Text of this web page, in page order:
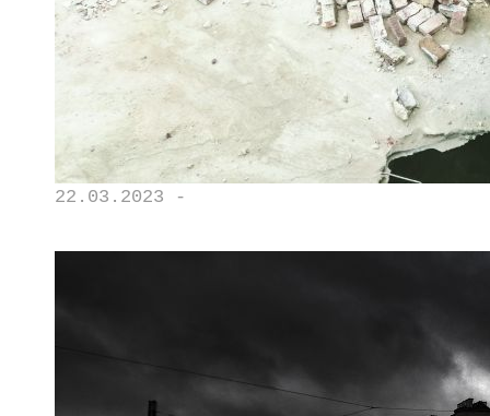
22.03.2023 -